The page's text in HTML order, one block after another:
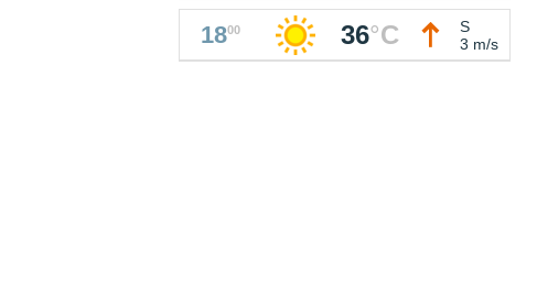
1800 36°C
S
3 m/s